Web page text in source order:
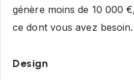
génère moins de 10 000
ce dont vous avez besoin.
Design